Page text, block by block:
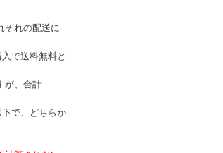
ぞれの配送に
で送料無料と
が、合計
で、どちらか